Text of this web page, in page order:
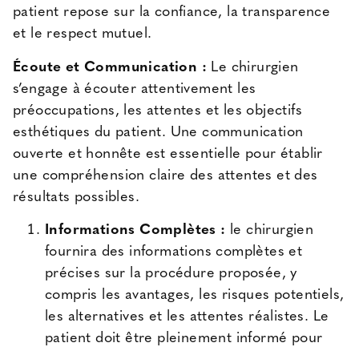
patient repose sur la confiance, la transparence
et le respect mutuel.
Écoute et Communication : Le chirurgien
s’engage à écouter attentivement les
préoccupations, les attentes et les objectifs
esthétiques du patient. Une communication
ouverte et honnête est essentielle pour établir
une compréhension claire des attentes et des
résultats possibles.
Informations Complètes : le chirurgien
fournira des informations complètes et
précises sur la procédure proposée, y
compris les avantages, les risques potentiels,
les alternatives et les attentes réalistes. Le
patient doit être pleinement informé pour